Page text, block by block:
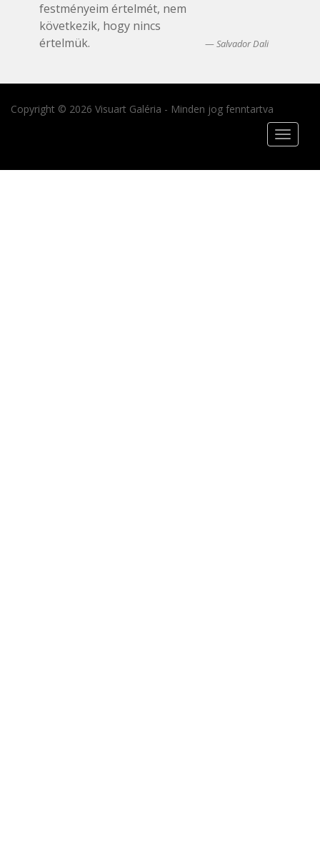
festményeim értelmét, nem
következik, hogy nincs
értelmük.
Salvador Dali
Copyright © 2026 Visuart Galéria - Minden jog fenntartva
Toggle